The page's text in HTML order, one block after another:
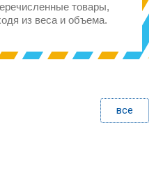
товары,
из веса и объема.
все